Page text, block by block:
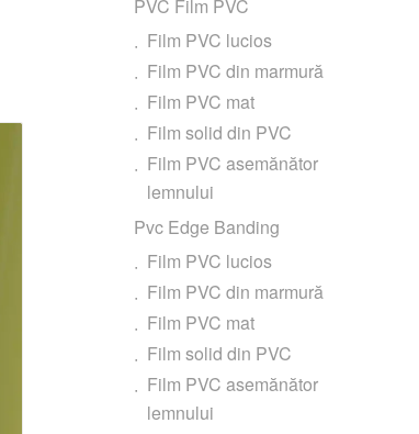
PVC Film PVC
Film PVC lucios
Film PVC din marmură
Film PVC mat
Film solid din PVC
Film PVC asemănător
lemnului
Pvc Edge Banding
Film PVC lucios
Film PVC din marmură
Film PVC mat
Film solid din PVC
Film PVC asemănător
lemnului